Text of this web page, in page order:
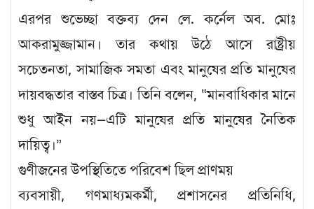
এরপর শুভেচ্ছা বক্তব্য দেন লে. কর্নেল অব. মোঃ
আকরামুজ্জামান। তার কথায় উঠে আসে রাষ্ট্রীয়
সচেতনতা, সামাজিক সমতা এবং মানুষের প্রতি মানুষের
দায়বদ্ধতার বাস্তব চিত্র। তিনি বলেন, “মানবাধিকার মানে
শুধু আইন নয়—এটি মানুষের প্রতি মানুষের নৈতিক
দায়িত্ব।”
গুণীজনের উপস্থিতিতে পরিবেশ ছিল প্রাণময়
ব্যবসায়ী, গণমাধ্যমকর্মী, প্রশাসনের প্রতিনিধি,